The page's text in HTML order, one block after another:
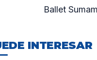
Ballet
INTERESAR